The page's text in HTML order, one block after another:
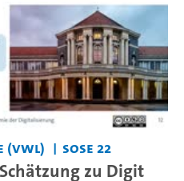
SoSe 22
zu Digit